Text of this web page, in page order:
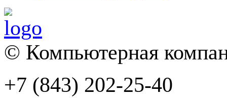
© Компьютерная
+7 (843) 202-25-40